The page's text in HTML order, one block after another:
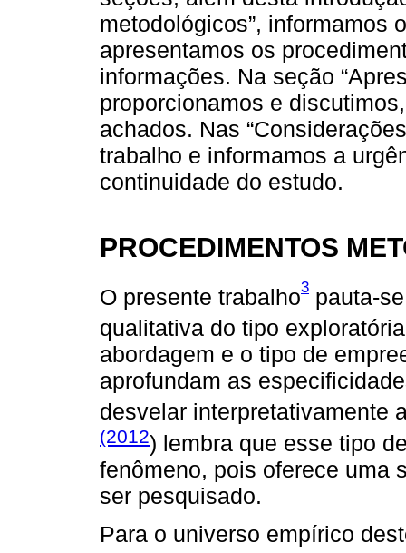
metodológicos”, informamos
apresentamos os
informações. Na seção
proporcionamos e
achados. Nas
trabalho e informamos a
continuidade do estudo.
PROCEDIMENTOS
O presente trabalho3 pauta-
qualitativa do tipo
abordagem e o tipo de
aprofundam as
desvelar interpretativamente
(2012) lembra que esse tipo
fenômeno, pois oferece uma
ser pesquisado.
Para o universo empírico